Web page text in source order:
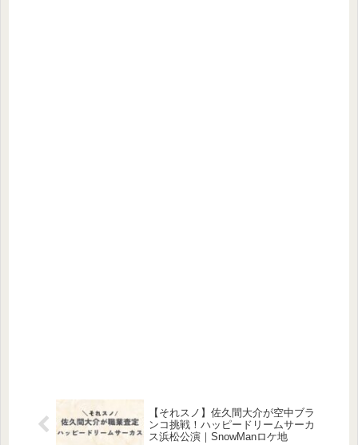
【それスノ】佐久間大介が空中ブラ
ンコ挑戦！ハッピードリームサーカ
ス浜松公演｜SnowManロケ地